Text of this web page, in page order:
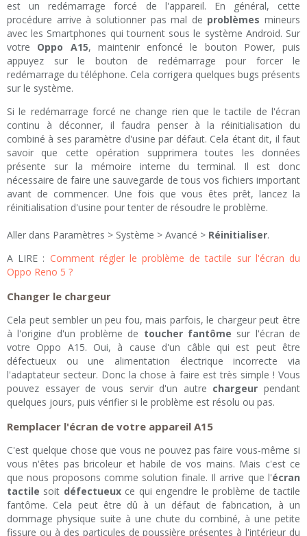
est un redémarrage forcé de l'appareil. En général, cette
procédure arrive à solutionner pas mal de problèmes mineurs
avec les Smartphones qui tournent sous le système Android. Sur
votre Oppo A15, maintenir enfoncé le bouton Power, puis
appuyez sur le bouton de redémarrage pour forcer le
redémarrage du téléphone. Cela corrigera quelques bugs présents
sur le système.
Si le redémarrage forcé ne change rien que le tactile de l'écran
continu à déconner, il faudra penser à la réinitialisation du
combiné à ses paramètre d'usine par défaut. Cela étant dit, il faut
savoir que cette opération supprimera toutes les données
présente sur la mémoire interne du terminal. Il est donc
nécessaire de faire une sauvegarde de tous vos fichiers important
avant de commencer. Une fois que vous êtes prêt, lancez la
réinitialisation d'usine pour tenter de résoudre le problème.
Aller dans Paramètres > Système > Avancé > Réinitialiser.
A LIRE : Comment régler le problème de tactile sur l'écran du
Oppo Reno 5 ?
Changer le chargeur
Cela peut sembler un peu fou, mais parfois, le chargeur peut être
à l'origine d'un problème de toucher fantôme sur l'écran de
votre Oppo A15. Oui, à cause d'un câble qui est peut être
défectueux ou une alimentation électrique incorrecte via
l'adaptateur secteur. Donc la chose à faire est très simple ! Vous
pouvez essayer de vous servir d'un autre chargeur pendant
quelques jours, puis vérifier si le problème est résolu ou pas.
Remplacer l'écran de votre appareil A15
C'est quelque chose que vous ne pouvez pas faire vous-même si
vous n'êtes pas bricoleur et habile de vos mains. Mais c'est ce
que nous proposons comme solution finale. Il arrive que l'écran
tactile soit défectueuxce qui engendre le problème de tactile
fantôme. Cela peut être dû à un défaut de fabrication, à un
dommage physique suite à une chute du combiné, à une petite
fissure ou à des particules de poussière présentes à l'intérieur du